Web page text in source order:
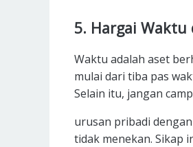
5. Hargai Waktu
Waktu adalah aset
mulai dari tiba pas
Selain itu, jangan
urusan pribadi
tidak menekan. Sikap